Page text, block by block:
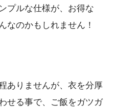
プルな仕様が、お得な
なのかもしれません！
ありませんが、衣を分厚
せる事で、ご飯をガツガ